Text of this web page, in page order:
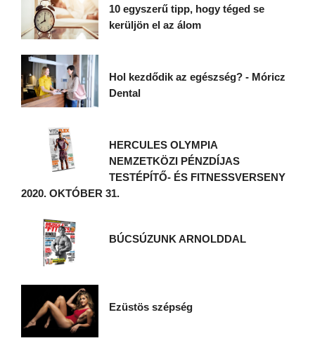
10 egyszerű tipp, hogy téged se
kerüljön el az álom
Hol kezdődik az egészség? - Móricz
Dental
HERCULES OLYMPIA
NEMZETKÖZI PÉNZDÍJAS
TESTÉPÍTŐ- ÉS FITNESSVERSENY
2020. OKTÓBER 31.
BÚCSÚZUNK ARNOLDDAL
Ezüstös szépség